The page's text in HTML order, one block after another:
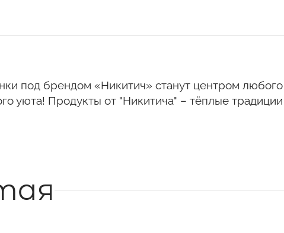
под брендом «Никитич» станут центром любого
уюта! Продукты от "Никитича" – тёплые